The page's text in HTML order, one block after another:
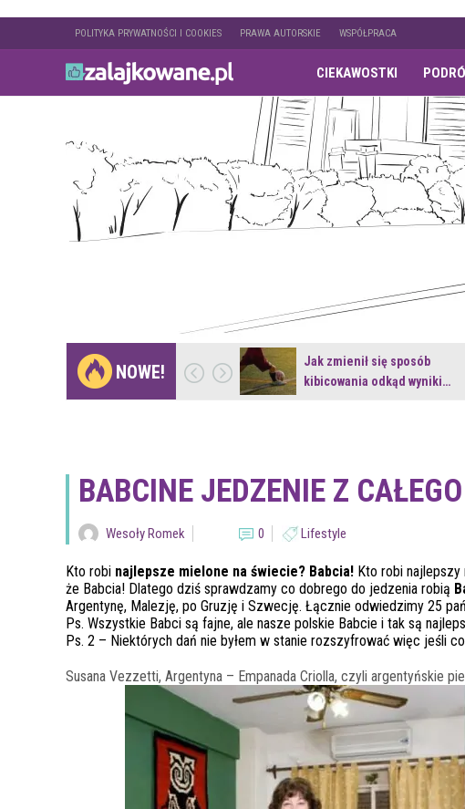
POLITYKA PRYWATNOŚCI I COOKIES PRAWA AUTORSKIE WSPÓŁPRACA
CIEKAWOSTKI
NOWE!
Gdzie pojechać na
weekend z naturą w…
Jak zmienił się sposób
kibicowania odkąd wyniki…
BABCINE JEDZENIE Z
Wesoły Romek 0 Lifestyle
Kto robi najlepsze mielone na świecie? Babcia! Kto robi najlepszy
że Babcia! Dlatego dziś sprawdzamy co dobrego do jedzenia robią
Argentynę, Malezję, po Gruzję i Szwecję. Łącznie odwiedzimy 25
Ps. Wszystkie Babci są fajne, ale nasze polskie Babcie i tak są
Ps. 2 – Niektórych dań nie byłem w stanie rozszyfrować więc jeśli
Susana Vezzetti, Argentyna – Empanada Criolla, czyli argentyńskie